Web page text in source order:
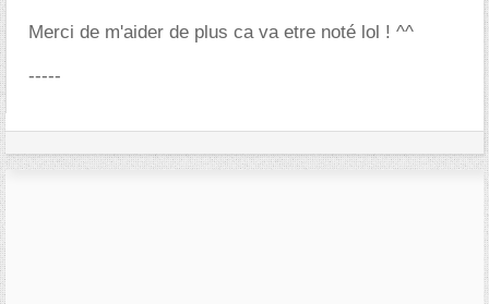
Merci de m'aider de plus ca va etre noté lol ! ^^
-----